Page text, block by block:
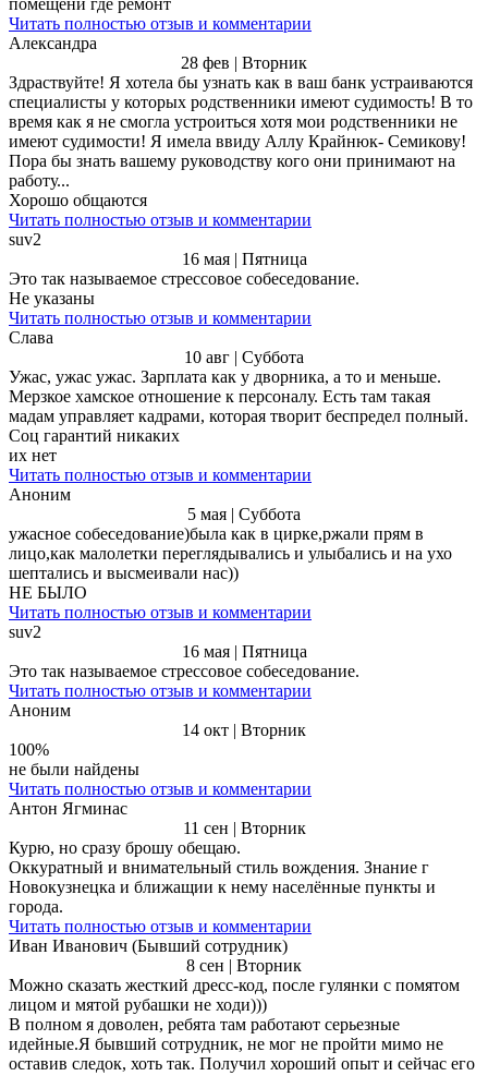
Читать полностью отзыв и комментарии
Александра
28 фев | Вторник
Здраствуйте! Я хотела бы узнать как в ваш банк устраиваются
специалисты у которых родственники имеют судимость! В то
время как я не смогла устроиться хотя мои родственники не
имеют судимости! Я имела ввиду Аллу Крайнюк- Семикову!
Пора бы знать вашему руководству кого они принимают на
работу...
Хорошо общаются
Читать полностью отзыв и комментарии
suv2
16 мая | Пятница
Это так называемое стрессовое собеседование.
Не указаны
Читать полностью отзыв и комментарии
Слава
10 авг | Суббота
Ужас, ужас ужас. Зарплата как у дворника, а то и меньше.
Мерзкое хамское отношение к персоналу. Есть там такая
мадам управляет кадрами, которая творит беспредел полный.
Соц гарантий никаких
их нет
Читать полностью отзыв и комментарии
Аноним
5 мая | Суббота
ужасное собеседование)была как в цирке,ржали прям в
лицо,как малолетки переглядывались и улыбались и на ухо
шептались и высмеивали нас))
НЕ БЫЛО
Читать полностью отзыв и комментарии
suv2
16 мая | Пятница
Это так называемое стрессовое собеседование.
Читать полностью отзыв и комментарии
Аноним
14 окт | Вторник
100%
не были найдены
Читать полностью отзыв и комментарии
Антон Ягминас
11 сен | Вторник
Курю, но сразу брошу обещаю.
Оккуратный и внимательный стиль вождения. Знание г
Новокузнецка и ближащии к нему населённые пункты и
города.
Читать полностью отзыв и комментарии
Иван Иванович (Бывший сотрудник)
8 сен | Вторник
Можно сказать жесткий дресс-код, после гулянки с помятом
лицом и мятой рубашки не ходи)))
В полном я доволен, ребята там работают серьезные
идейные.Я бывший сотрудник, не мог не пройти мимо не
оставив следок, хоть так. Получил хороший опыт и сейчас его